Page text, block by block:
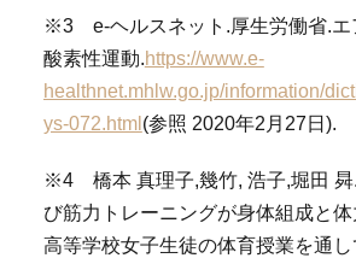
※3 e-ヘルスネット.厚生労働省.エ
酸素性運動.https://www.e-
healthnet.mhlw.go.jp/information/
ys-072.html(参照 2020年2月27日).
※4 橋本 真理子,幾竹, 浩子,堀田 曻
び筋力トレーニングが身体組成と
高等学校女子生徒の体育授業を通